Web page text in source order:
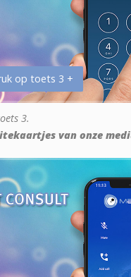
op toets 3 +
3.
van onze